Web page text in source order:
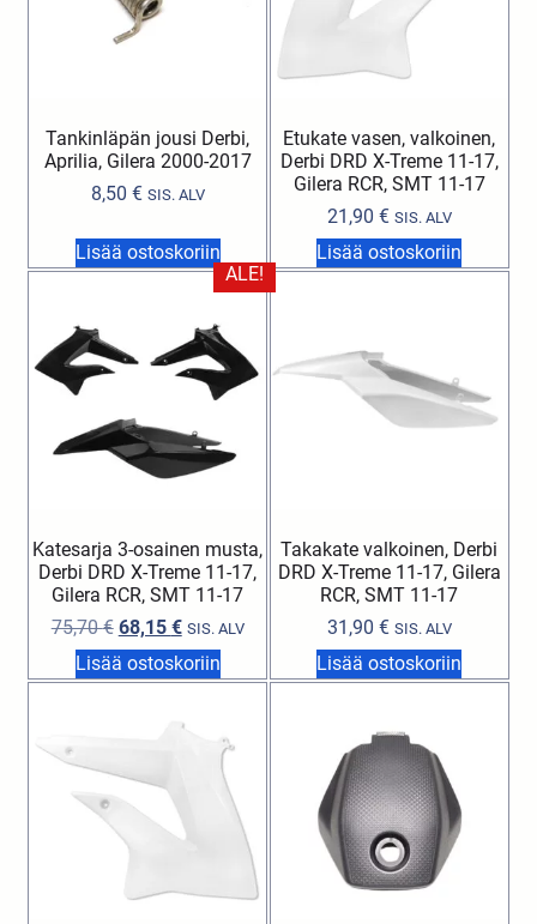
Tankinläpän jousi Derbi,
Aprilia, Gilera 2000-2017
8,50 € SIS. ALV
Lisää ostoskoriin
Etukate vasen, valkoinen,
Derbi DRD X-Treme 11-17,
Gilera RCR, SMT 11-17
21,90 € SIS. ALV
Lisää ostoskoriin
ALE!
Katesarja 3-osainen musta,
Derbi DRD X-Treme 11-17,
Gilera RCR, SMT 11-17
75,70€ 68,15 € SIS. ALV
Lisää ostoskoriin
Takakate valkoinen, Derbi
DRD X-Treme 11-17, Gilera
RCR, SMT 11-17
31,90 € SIS. ALV
Lisää ostoskoriin